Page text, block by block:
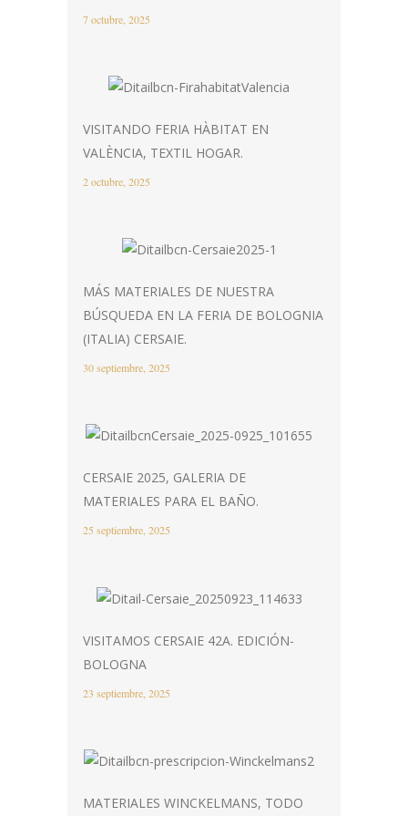
7 octubre, 2025
VISITANDO FERIA HÀBITAT EN
VALÈNCIA, TEXTIL HOGAR.
2 octubre, 2025
MÁS MATERIALES DE NUESTRA
BÚSQUEDA EN LA FERIA DE BOLOGNIA
(ITALIA) CERSAIE.
30 septiembre, 2025
CERSAIE 2025, GALERIA DE
MATERIALES PARA EL BAÑO.
25 septiembre, 2025
VISITAMOS CERSAIE 42A. EDICIÓN-
BOLOGNA
23 septiembre, 2025
MATERIALES WINCKELMANS, TODO